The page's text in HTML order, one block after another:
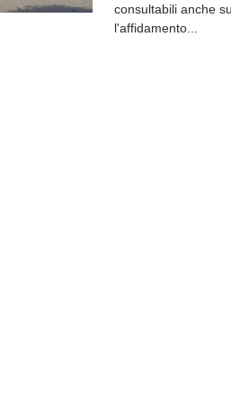
consultabili anche
l'affidamento...